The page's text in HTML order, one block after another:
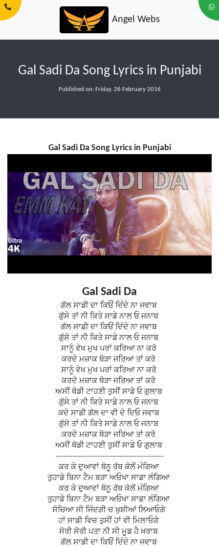
Angel Webs
Gal Sadi Da Song Lyrics in Punjabi
Published on: Friday, 26 February 2016
Gal Sadi Da Song Lyrics in Punjabi
Gal Sadi Da
ਗੱਲ ਸਾਡੀ ਦਾ ਕਿਓਂ ਦਿੰਦੇ ਨਾ ਜਵਾਬ
ਗੁੱਸੇ ਤਾਂ ਨੀ ਕਿਤੇ ਸਾਡੇ ਨਾਲ ਓ ਜਨਾਬ
ਗੱਲ ਸਾਡੀ ਦਾ ਕਿਓਂ ਦਿੰਦੇ ਨਾ ਜਵਾਬ
ਗੁੱਸੇ ਤਾਂ ਨੀ ਕਿਤੇ ਸਾਡੇ ਨਾਲ ਓ ਜਨਾਬ
ਸਾਨੂੰ ਵੇਖ ਮੁਖ ਪਰਾਂ ਕਰਿਆ ਨਾ ਕਰੋ
ਕਰਦੇ ਮਜ਼ਾਕ ਥੋੜਾ ਜਰਿਆ ਤਾਂ ਕਰੋ
ਸਾਨੂੰ ਵੇਖ ਮੁਖ ਪਰਾਂ ਕਰਿਆ ਨਾ ਕਰੋ
ਕਰਦੇ ਮਜ਼ਾਕ ਥੋੜਾ ਜਰਿਆ ਤਾਂ ਕਰੋ
ਅਸੀਂ ਥੋਡੀ ਟਾਹਣੀ ਤੁਸੀਂ ਸਾਡੇ ਓ ਗੁਲਾਬ
ਗੁੱਸੇ ਤਾਂ ਨੀ ਕਿਤੇ ਸਾਡੇ ਨਾਲ ਓ ਜਨਾਬ
ਕਦੇ ਸਾਡੀ ਗੱਲ ਦਾ ਵੀ ਦੇ ਦਿਓ ਜਵਾਬ
ਗੁੱਸੇ ਤਾਂ ਨੀ ਕਿਤੇ ਸਾਡੇ ਨਾਲ ਓ ਜਨਾਬ
ਕਰਦੇ ਮਜ਼ਾਕ ਥੋੜਾ ਜਰਿਆ ਤਾਂ ਕਰੋ
ਅਸੀਂ ਥੋਡੀ ਟਾਹਣੀ ਤੁਸੀਂ ਸਾਡੇ ਓ ਗੁਲਾਬ
--------------------------------------------
ਕਰ ਕੇ ਦੁਆਵਾਂ ਥੋਨੂ ਰੱਬ ਕੋਲੋਂ ਮੰਗਿਆ
ਤੁਹਾਡੇ ਬਿਨਾ ਟੈਮ ਬੜਾ ਅਓਖਾ ਸਾਡਾ ਲੰਗਿਆ
ਕਰ ਕੇ ਦੁਆਵਾਂ ਥੋਨੂ ਰੱਬ ਕੋਲੋਂ ਮੰਗਿਆ
ਤੁਹਾਡੇ ਬਿਨਾ ਟੈਮ ਬੜਾ ਅਓਖਾ ਸਾਡਾ ਲੰਗਿਆ
ਸੋਚਿਆ ਸੀ ਜਿੰਦਗੀ ਚ ਖ਼ੁਸ਼ੀਆਂ ਲਿਆਓਗੇ
ਹਾਂ ਸਾਡੀ ਵਿਚ ਤੁਸੀਂ ਹਾਂ ਵੀ ਮਿਲਾਓਗੇ
ਸੋਰੀ ਸੋਰੀ ਪਤਾ ਨੀ ਸੀ ਮੂਡ ਹੈ ਖ਼ਰਾਬ
ਗੱਲ ਸਾਡੀ ਦਾ ਕਿਓਂ ਦਿੰਦੇ ਨਾ ਜਵਾਬ